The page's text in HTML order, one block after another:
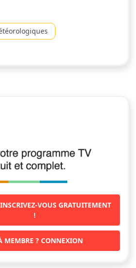
VOUS GRATUITEMENT
!
MEMBRE ? CONNEXION